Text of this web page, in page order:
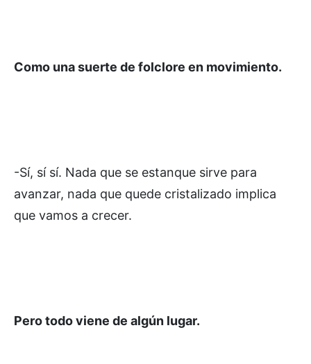
Como una suerte de folclore en movimiento.
-Sí, sí sí. Nada que se estanque sirve para
avanzar, nada que quede cristalizado implica
que vamos a crecer.
Pero todo viene de algún lugar.